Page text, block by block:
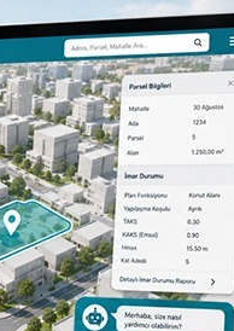
destek
başarıya imza atan
İlköğretim Okulu
renkli